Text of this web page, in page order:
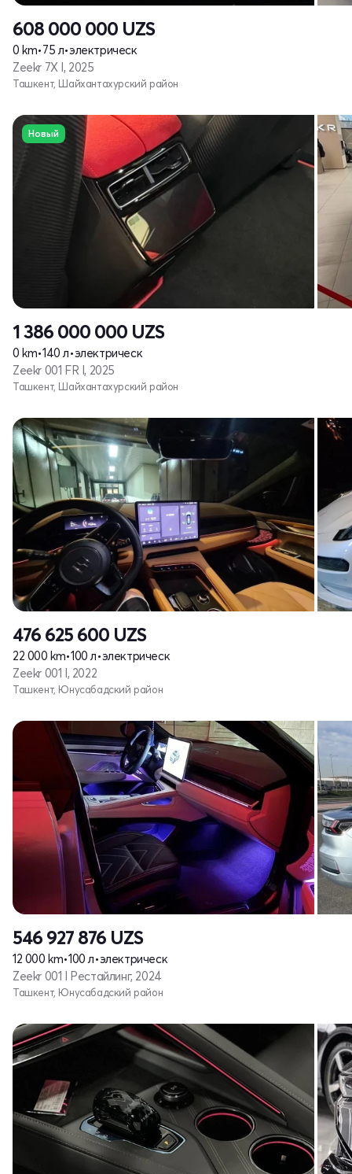
608 000 000 UZS
0 km•75 л•электрическ
Zeekr 7X I, 2025
Ташкент, Шайхантахурский район
Новый
1 386 000 000 UZS
0 km•140 л•электрическ
Zeekr 001 FR I, 2025
Ташкент, Шайхантахурский район
476 625 600 UZS
22 000 km•100 л•электрическ
Zeekr 001 I, 2022
Ташкент, Юнусабадский район
546 927 876 UZS
12 000 km•100 л•электрическ
Zeekr 001 I Рестайлинг, 2024
Ташкент, Юнусабадский район